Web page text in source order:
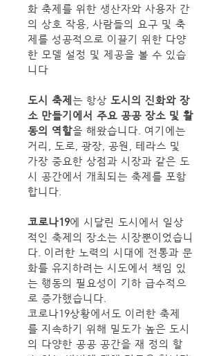
화 축제를 위한 생산자와 사용자 간
의 상호 작용, 사람들의 요구 및 축
제를 성공적으로 이끌기 위한 다양
한 모델 설정 및 제공을 볼 수 있습
니다
도시 축제는 항상 도시의 진화와 장
소 만들기에서 주요 공공 장소 및 활
동의 역할을 해왔습니다. 여기에는
거리, 도로, 광장, 공원, 테라스 및
가장 중요한 상점과 시장과 같은 도
시 공간에서 개최되는 축제를 포함
합니다.
코로나19에 시달린 도시에서 일상
적인 축제의 장소는 시장뿐이었습니
다. 이러한 노력의 시대에 전통과 문
화를 유지하려는 시도에서 책임 있
는 행동의 필요성이 기하 급수적으
로 증가했습니다.
코로나19상황에서도 이러한 축제
를 지속하기 위해 밀도가 높은 도시
의 다양한 공공 공간을 재 정의 할